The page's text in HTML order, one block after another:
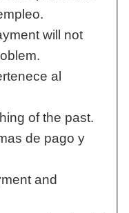
will not
al
of the past.
de pago y
and